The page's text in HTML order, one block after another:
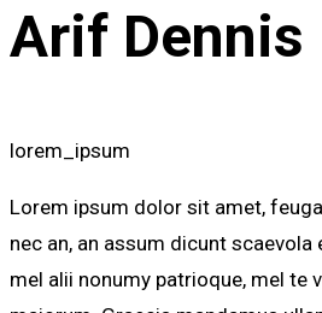
Arif Dennis
lorem_ipsum
Lorem ipsum dolor sit amet,
nec an, an assum dicunt scaevola
mel alii nonumy patrioque, mel te